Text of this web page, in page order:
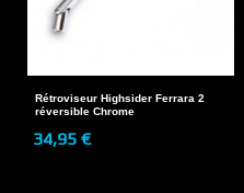
Rétroviseur Highsider Ferrara 2
réversible Chrome
34,95 €